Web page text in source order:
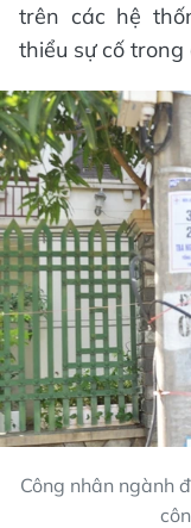
trên các hệ
thiểu sự cố
Công nhân ngành